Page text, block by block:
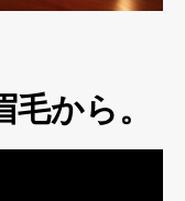
から。